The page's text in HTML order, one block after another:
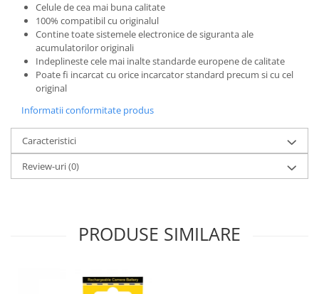
Celule de cea mai buna calitate
100% compatibil cu originalul
Contine toate sistemele electronice de siguranta ale
acumulatorilor originali
Indeplineste cele mai inalte standarde europene de calitate
Poate fi incarcat cu orice incarcator standard precum si cu cel
original
Informatii conformitate produs
Caracteristici
Review-uri(0)
PRODUSE SIMILARE